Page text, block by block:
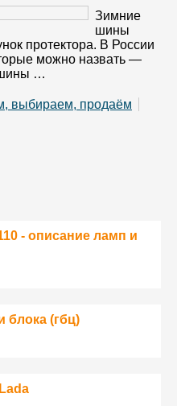
Зимние
шины
протектора. В России
можно назвать —
…
выбираем, продаём
- описание ламп и
блока (гбц)